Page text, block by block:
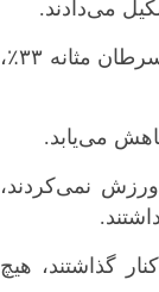
نتایج نشان داد که هر میزان فعالیت بدنی، خطر مرگ ناشی از سرطان را برای بیماران سرطان مثانه ۳۳٪،
می‌یابد.
ورزش نمی‌کردند،
گذاشتند، هیچ